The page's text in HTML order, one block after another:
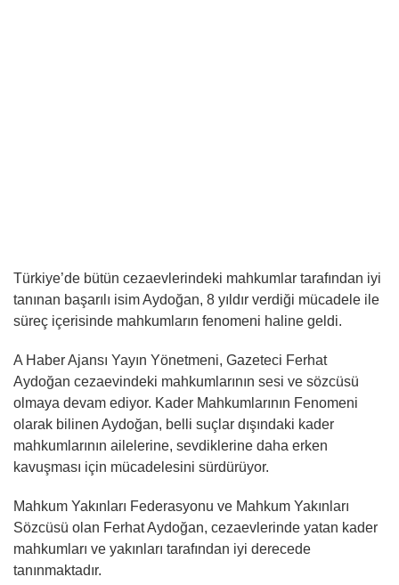
Türkiye’de bütün cezaevlerindeki mahkumlar tarafından iyi
tanınan başarılı isim Aydoğan, 8 yıldır verdiği mücadele ile
süreç içerisinde mahkumların fenomeni haline geldi.
A Haber Ajansı Yayın Yönetmeni, Gazeteci Ferhat
Aydoğan cezaevindeki mahkumlarının sesi ve sözcüsü
olmaya devam ediyor. Kader Mahkumlarının Fenomeni
olarak bilinen Aydoğan, belli suçlar dışındaki kader
mahkumlarının ailelerine, sevdiklerine daha erken
kavuşması için mücadelesini sürdürüyor.
Mahkum Yakınları Federasyonu ve Mahkum Yakınları
Sözcüsü olan Ferhat Aydoğan, cezaevlerinde yatan kader
mahkumları ve yakınları tarafından iyi derecede
tanınmaktadır.